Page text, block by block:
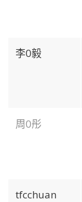
李0毅
周0彤
tfcchuan